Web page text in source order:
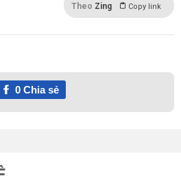
Theo Zing Copy link
0Chia sẻ